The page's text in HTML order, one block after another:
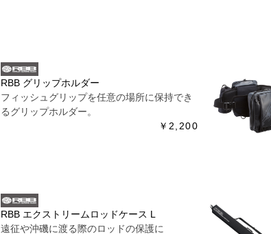
RBB グリップホルダー
フィッシュグリップを任意の場所に保持でき
るグリップホルダー。
￥2,200
RBB エクストリームロッドケース L
遠征や沖磯に渡る際のロッドの保護に